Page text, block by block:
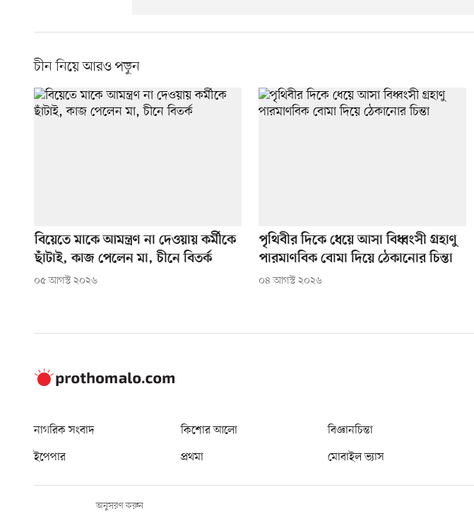
চীন নিয়ে আরও পড়ুন
বিয়েতে মাকে আমন্ত্রণ না দেওয়ায় কর্মীকে
ছাঁটাই, কাজ পেলেন মা, চীনে বিতর্ক
০৫ আগস্ট ২০২৬
পৃথিবীর দিকে ধেয়ে আসা বিধ্বংসী গ্রহাণু
পারমাণবিক বোমা দিয়ে ঠেকানোর চিন্তা
০৪ আগস্ট ২০২৬
নাগরিক সংবাদ কিশোর আলো বিজ্ঞানচিন্তা
ইপেপার
প্রথমা মোবাইল ভ্যাস
অনুসরণ করুন